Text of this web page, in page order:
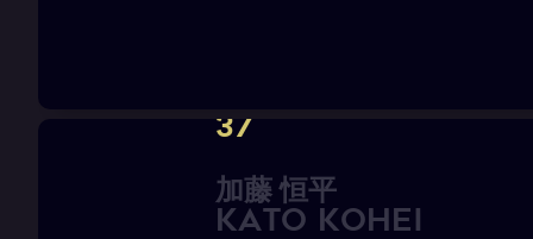
37
加藤恒平
KATO Kohei